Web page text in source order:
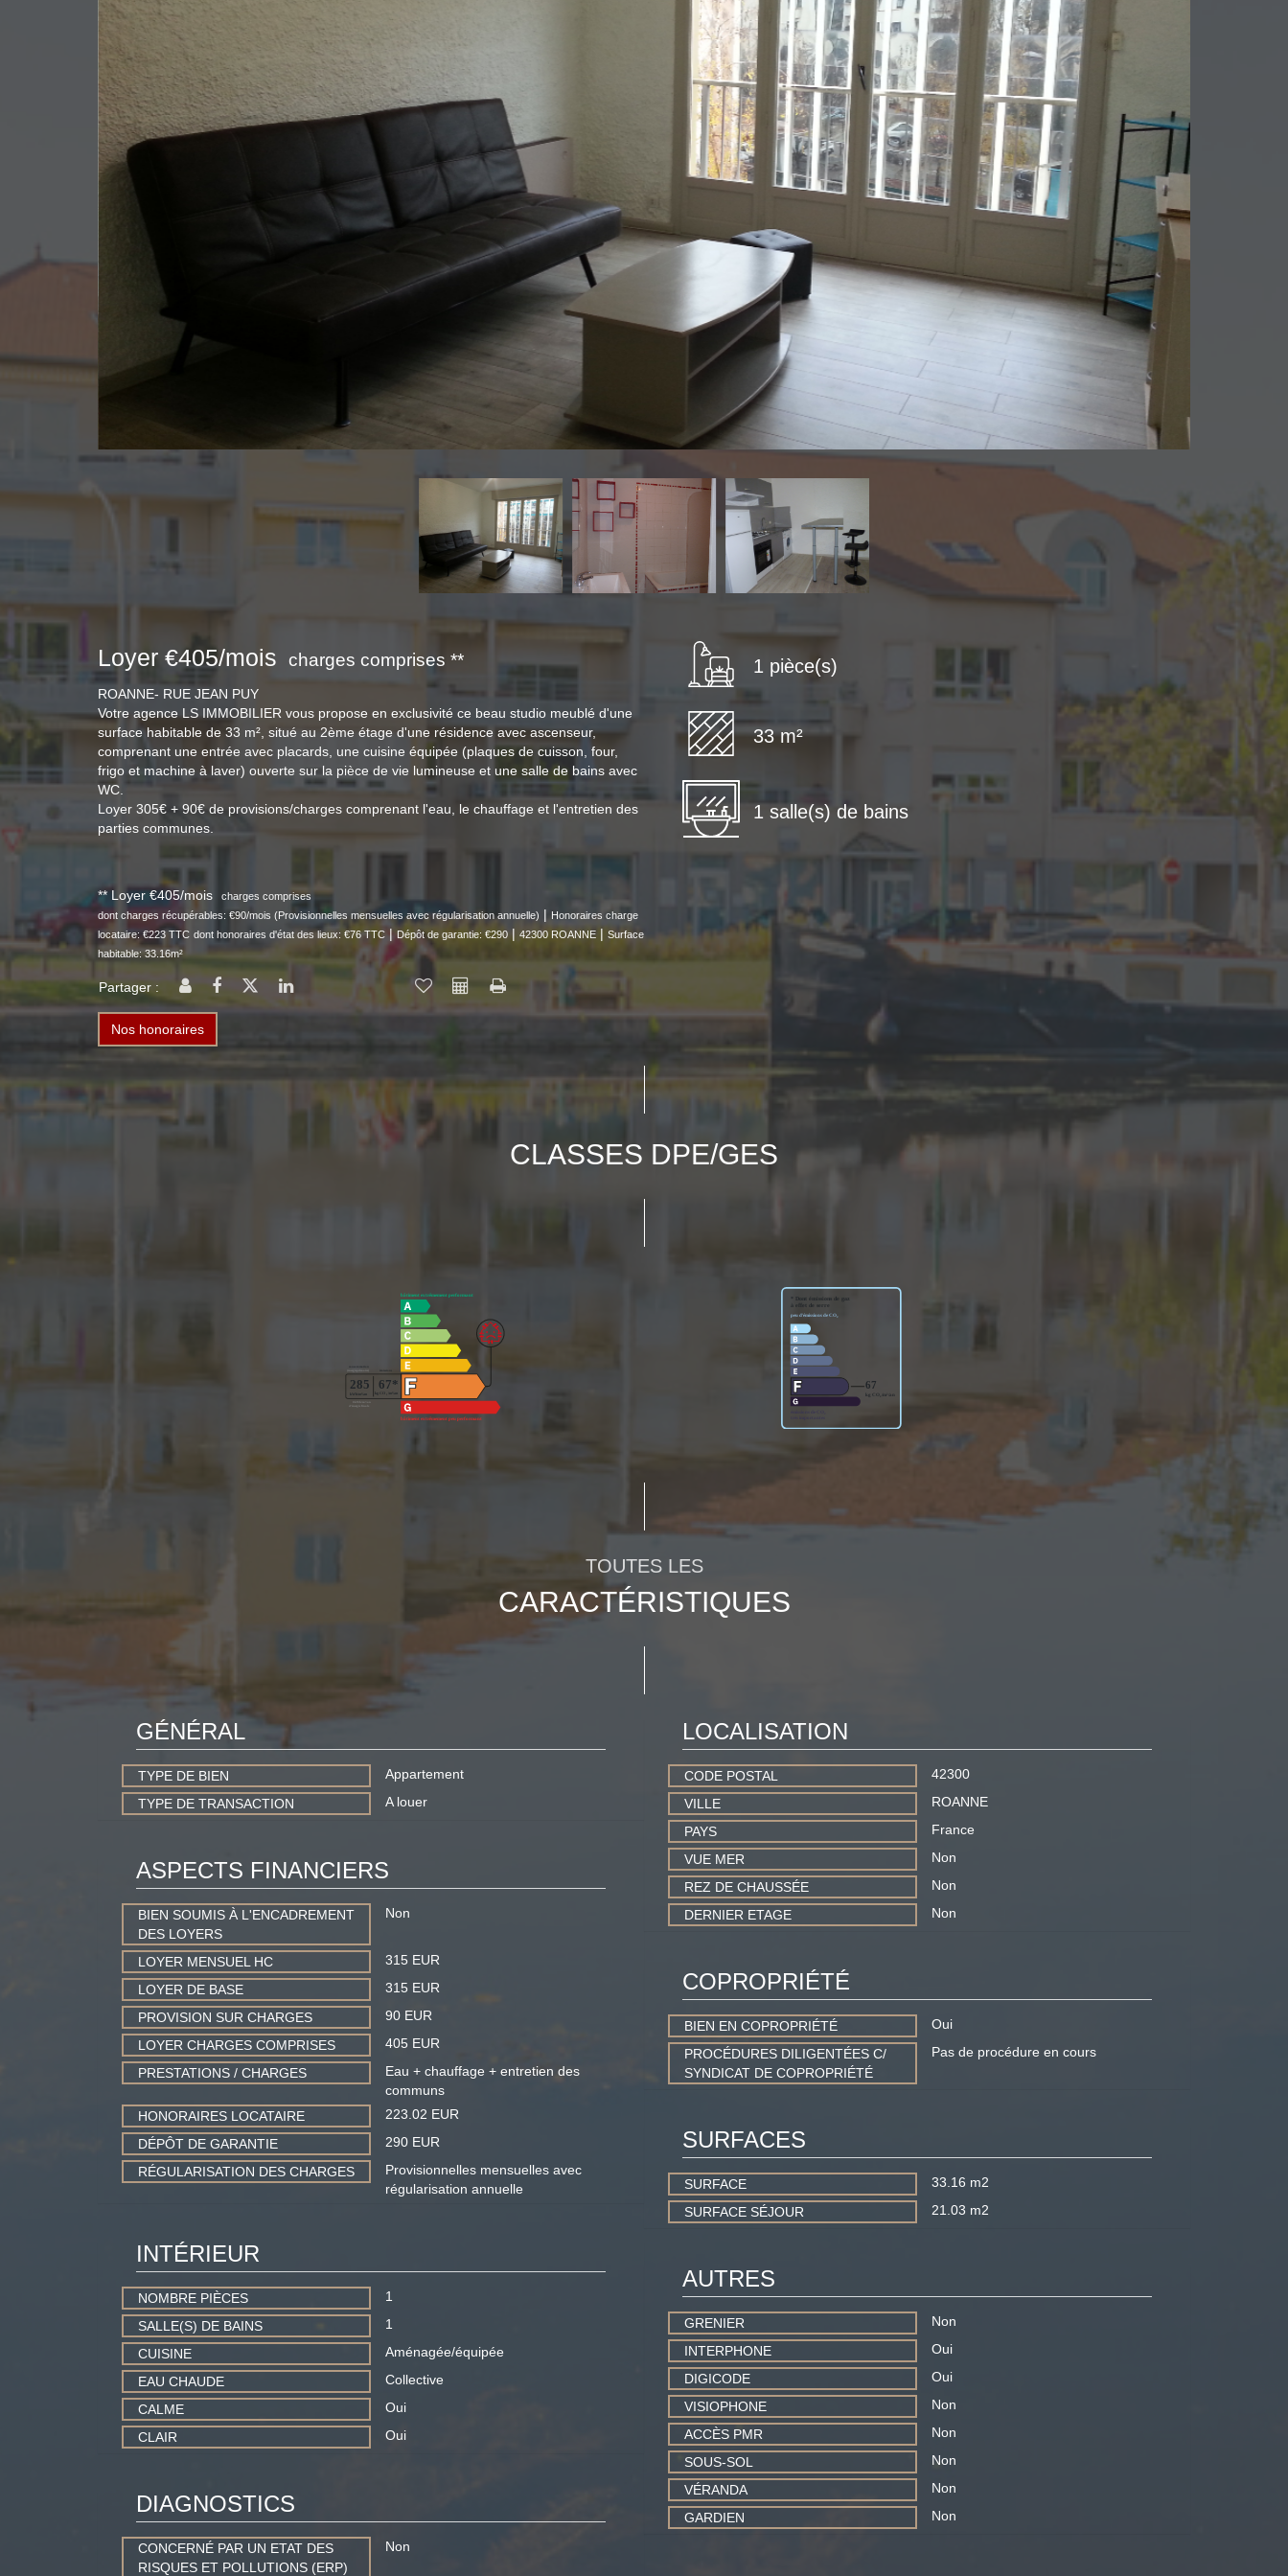
Loyer €405/mois charges comprises **
ROANNE- RUE JEAN PUY
Votre agence LS IMMOBILIER vous propose en exclusivité ce beau studio meublé d'une
surface habitable de 33 m², situé au 2ème étage d'une résidence avec ascenseur,
comprenant une entrée avec placards, une cuisine équipée (plaques de cuisson, four,
frigo et machine à laver) ouverte sur la pièce de vie lumineuse et une salle de bains avec
WC.
Loyer 305€ + 90€ de provisions/charges comprenant l'eau, le chauffage et l'entretien des
parties communes.
** Loyer €405/mois
charges comprises
dont charges récupérables: €90/mois (Provisionnelles mensuelles avec régularisation annuelle) | Honoraires charge
locataire: €223 TTC dont honoraires d'état des lieux: €76 TTC | Dépôt de garantie: €290 | 42300 ROANNE | Surface
habitable: 33.16m²
Partager :
Nos honoraires
1 pièce(s)
33 m²
1 salle(s) de bains
CLASSES DPE/GES
TOUTES LES
CARACTÉRISTIQUES
GÉNÉRAL
TYPE DE BIEN
Appartement
TYPE DE TRANSACTION
A louer
LOCALISATION
CODE POSTAL
42300
VILLE
ROANNE
PAYS
France
VUE MER
Non
REZ DE CHAUSSÉE
Non
DERNIER ETAGE
Non
ASPECTS FINANCIERS
BIEN SOUMIS À L'ENCADREMENT
DES LOYERS
Non
LOYER MENSUEL HC
315 EUR
LOYER DE BASE
315 EUR
PROVISION SUR CHARGES
90 EUR
LOYER CHARGES COMPRISES
405 EUR
PRESTATIONS / CHARGES
Eau + chauffage + entretien des
communs
HONORAIRES LOCATAIRE
223.02 EUR
DÉPÔT DE GARANTIE
290 EUR
RÉGULARISATION DES CHARGES
Provisionnelles mensuelles avec
régularisation annuelle
COPROPRIÉTÉ
BIEN EN COPROPRIÉTÉ
Oui
PROCÉDURES DILIGENTÉES C/
SYNDICAT DE COPROPRIÉTÉ
Pas de procédure en cours
SURFACES
SURFACE
33.16 m2
SURFACE SÉJOUR
21.03 m2
INTÉRIEUR
NOMBRE PIÈCES
1
SALLE(S) DE BAINS
1
CUISINE
Aménagée/équipée
EAU CHAUDE
Collective
CALME
Oui
CLAIR
Oui
AUTRES
GRENIER
Non
INTERPHONE
Oui
DIGICODE
Oui
VISIOPHONE
Non
ACCÈS PMR
Non
SOUS-SOL
Non
VÉRANDA
Non
GARDIEN
Non
DIAGNOSTICS
CONCERNÉ PAR UN ETAT DES
RISQUES ET POLLUTIONS (ERP)
Non